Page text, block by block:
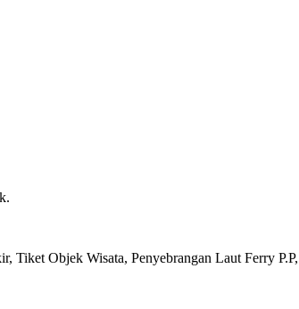
Tiket Objek Wisata, Penyebrangan Laut Ferry